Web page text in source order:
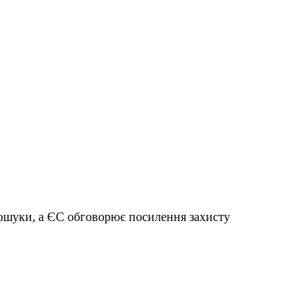
а ЄС обговорює посилення захисту